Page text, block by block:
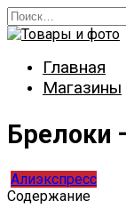
Перейти
к
Search
for:
Главная
Магазины
Брелоки
Алиэкспресс
Содержание